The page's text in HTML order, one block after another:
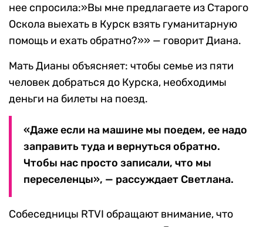
нее спросила:»Вы мне предлагаете из Старого
Оскола выехать в Курск взять гуманитарную
помощь и ехать обратно?»» — говорит Диана.
Мать Дианы объясняет: чтобы семье из пяти
человек добраться до Курска, необходимы
деньги на билеты на поезд.
«Даже если на машине мы поедем, ее надо
заправить туда и вернуться обратно.
Чтобы нас просто записали, что мы
переселенцы», — рассуждает Светлана.
Собеседницы RTVI обращают внимание, что